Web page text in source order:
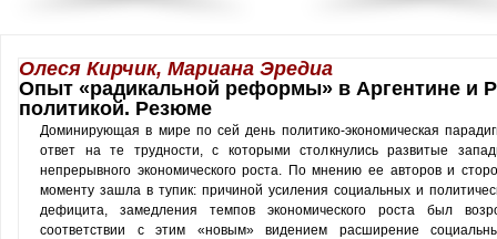
Олеся Кирчик, Мариана Эредиа
Опыт «радикальной реформы» в Аргентине и
политикой. Резюме
Доминирующая в мире по сей день политико-экономическая
ответ на те трудности, с которыми столкнулись развитые
непрерывного экономического роста. По мнению ее авторов и
моменту зашла в тупик: причиной усиления социальных и
дефицита, замедления темпов экономического роста был
соответствии с этим «новым» видением расширение